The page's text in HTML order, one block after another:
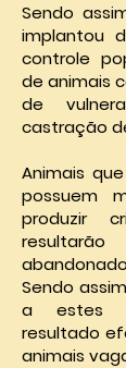
Sendo
implantou
controle
de animais
de
castração
Animais
possuem
produzir
Sendo
a estes
resultado
animais